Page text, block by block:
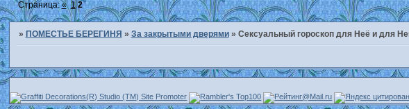
Страница:« 1 2
» ПОМЕСТЬЕ БЕРЕГИНЯ » За закрытыми дверями » Сексуальный гороскоп для Неё и для